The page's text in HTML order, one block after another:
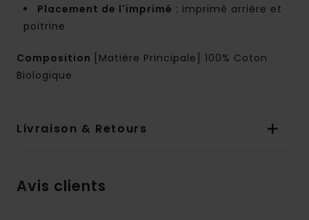
Placement de l'imprimé : imprimé arrière et
poitrine
Composition
[Matière Principale] 100% Coton
Biologique
Livraison & Retours
Avis clients